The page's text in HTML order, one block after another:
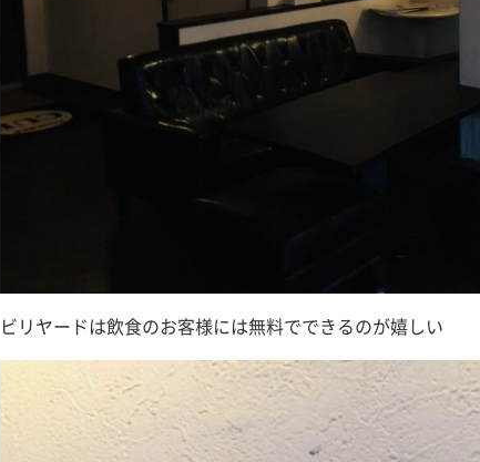
ビリヤードは飲食のお客様には無料でできるのが嬉しい